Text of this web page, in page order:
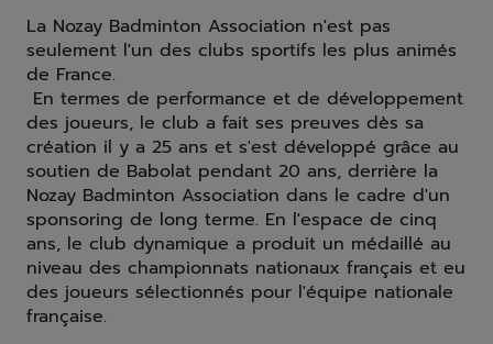
La Nozay Badminton Association n'est pas
seulement l'un des clubs sportifs les plus animés
de France.
En termes de performance et de développement
des joueurs, le club a fait ses preuves dès sa
création il y a 25 ans et s'est développé grâce au
soutien de Babolat pendant 20 ans, derrière la
Nozay Badminton Association dans le cadre d'un
sponsoring de long terme. En l'espace de cinq
ans, le club dynamique a produit un médaillé au
niveau des championnats nationaux français et eu
des joueurs sélectionnés pour l'équipe nationale
française.